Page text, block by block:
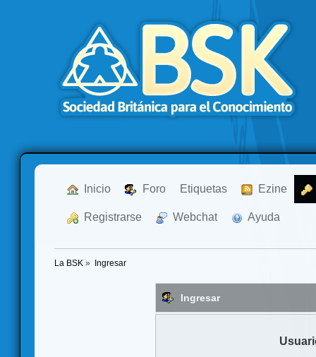
Inicio Foro Etiquetas Ezine
Registrarse Webchat Ayuda
La BSK » Ingresar
Ingresar